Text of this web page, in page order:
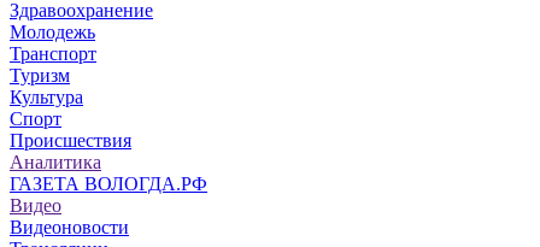
Здравоохранение
Молодежь
Транспорт
Туризм
Культура
Спорт
Происшествия
Аналитика
ГАЗЕТА ВОЛОГДА.РФ
Видео
Видеоновости